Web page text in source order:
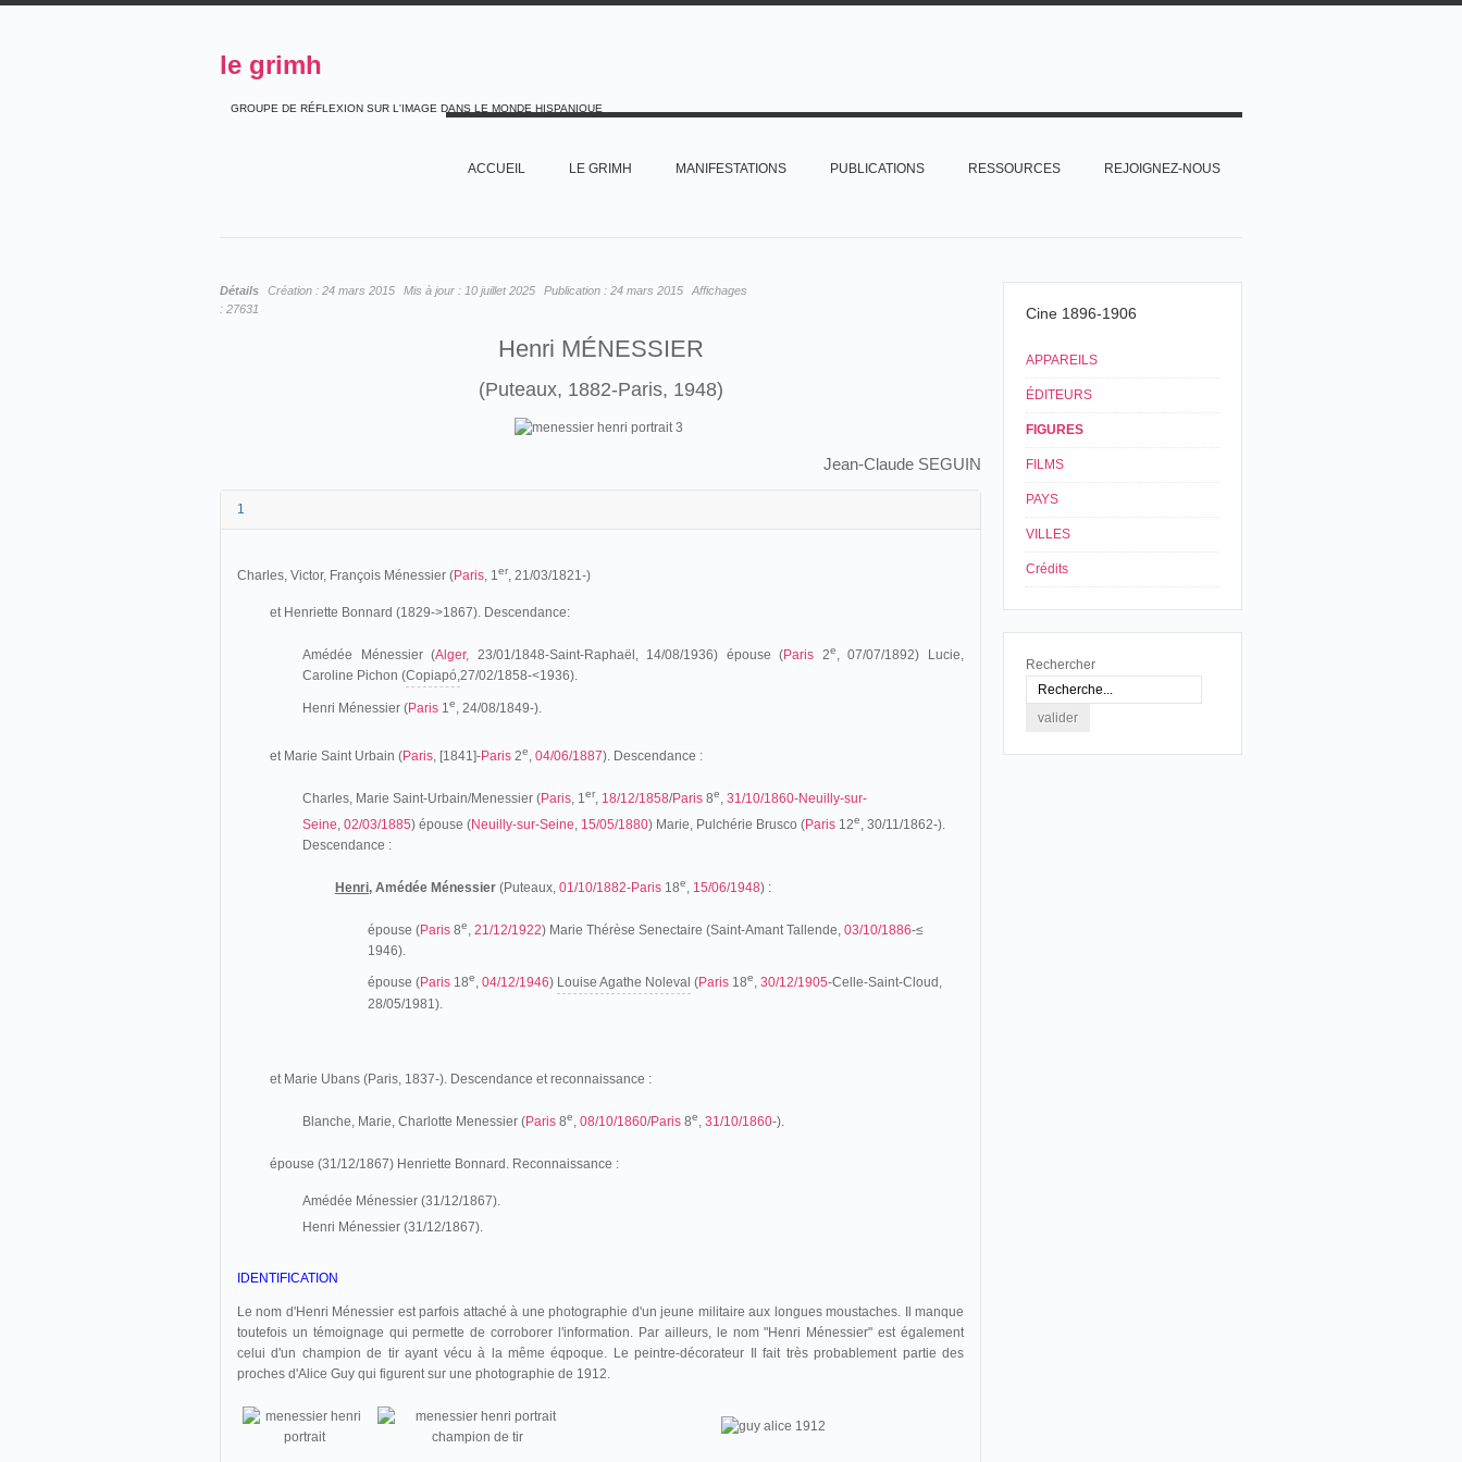
le grimh
GROUPE DE RÉFLEXION SUR L'IMAGE DANS LE MONDE HISPANIQUE
ACCUEIL LE GRIMH MANIFESTATIONS PUBLICATIONS RESSOURCES REJOIGNEZ-NOUS
Détails Création : 24 mars 2015 Mis à jour : 10 juillet 2025 Publication : 24 mars 2015
Affichages
: 27631
Henri MÉNESSIER
(Puteaux, 1882-Paris, 1948)
Jean-Claude SEGUIN
1
Charles, Victor, François Ménessier (Paris, 1er, 21/03/1821-)
et Henriette Bonnard (1829->1867). Descendance:
Amédée Ménessier (Alger, 23/01/1848-Saint-Raphaël, 14/08/1936) épouse (Paris 2e, 07/07/1892) Lucie,
Caroline Pichon (Copiapó,27/02/1858-<1936).
Henri Ménessier (Paris 1e, 24/08/1849-).
et Marie Saint Urbain (Paris, [1841]-Paris 2e, 04/06/1887). Descendance :
Charles, Marie Saint-Urbain/Menessier (Paris, 1er, 18/12/1858/Paris 8e, 31/10/1860-Neuilly-sur-
Seine, 02/03/1885) épouse (Neuilly-sur-Seine, 15/05/1880) Marie, Pulchérie Brusco (Paris 12e, 30/11/1862-).
Descendance :
Henri, Amédée Ménessier (Puteaux, 01/10/1882-Paris 18e, 15/06/1948) :
épouse (Paris 8e, 21/12/1922) Marie Thérèse Senectaire (Saint-Amant Tallende, 03/10/1886-≤
1946).
épouse (Paris 18e, 04/12/1946) Louise Agathe Noleval (Paris 18e, 30/12/1905-Celle-Saint-Cloud,
28/05/1981).
et Marie Ubans (Paris, 1837-). Descendance et reconnaissance :
Blanche, Marie, Charlotte Menessier (Paris 8e, 08/10/1860/Paris 8e, 31/10/1860-).
épouse (31/12/1867) Henriette Bonnard. Reconnaissance :
Amédée Ménessier (31/12/1867).
Henri Ménessier (31/12/1867).
IDENTIFICATION
Le nom d'Henri Ménessier est parfois attaché à une photographie d'un jeune militaire aux longues moustaches. Il manque
toutefois un témoignage qui permette de corroborer l'information. Par ailleurs, le nom "Henri Ménessier" est également
celui d'un champion de tir ayant vécu à la même éqpoque. Le peintre-décorateur Il fait très probablement partie des
proches d'Alice Guy qui figurent sur une photographie de 1912.
Cine 1896-1906
APPAREILS
ÉDITEURS
FIGURES
FILMS
PAYS
VILLES
Crédits
Rechercher